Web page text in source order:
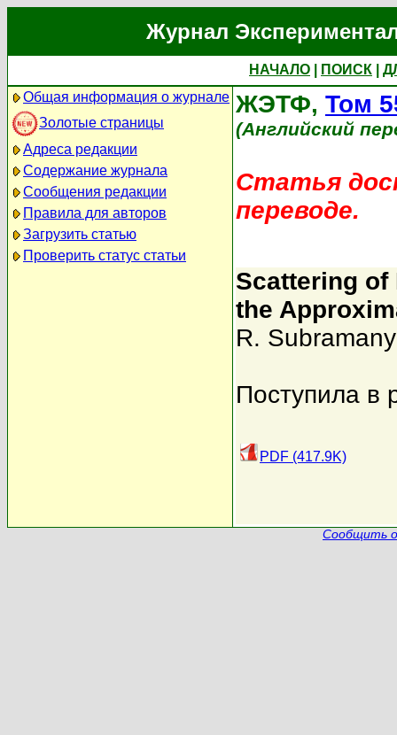
Журнал
НАЧАЛО ПОИСК
Общая информация о журнале
Золотые страницы
Адреса редакции
Содержание журнала
Сообщения редакции
Правила для авторов
Загрузить статью
Проверить статус статьи
ЖЭТФ, Том
(Английский
Статья
переводе.
Scattering
the
R.
Поступила в
PDF (417.9K)
Сообщить о